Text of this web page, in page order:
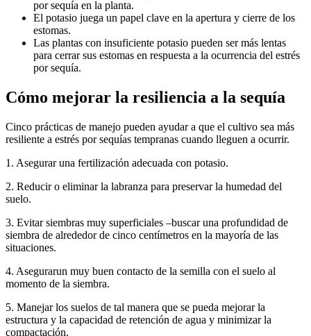
por sequía en la planta.
El potasio juega un papel clave en la apertura y cierre de los
estomas.
Las plantas con insuficiente potasio pueden ser más lentas
para cerrar sus estomas en respuesta a la ocurrencia del estrés
por sequía.
Cómo mejorar la resiliencia a la sequía
Cinco prácticas de manejo pueden ayudar a que el cultivo sea más
resiliente a estrés por sequías tempranas cuando lleguen a ocurrir.
1. Asegurar una fertilización adecuada con potasio.
2. Reducir o eliminar la labranza para preservar la humedad del
suelo.
3. Evitar siembras muy superficiales –buscar una profundidad de
siembra de alrededor de cinco centímetros en la mayoría de las
situaciones.
4. Asegurarun muy buen contacto de la semilla con el suelo al
momento de la siembra.
5. Manejar los suelos de tal manera que se pueda mejorar la
estructura y la capacidad de retención de agua y minimizar la
compactación.